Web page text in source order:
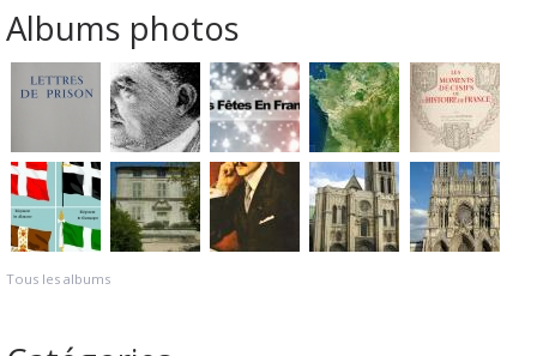
Albums photos
Tous les albums